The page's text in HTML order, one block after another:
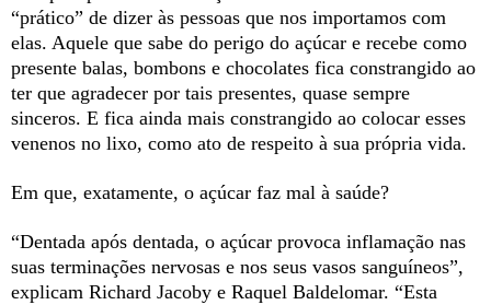
“prático” de dizer às pessoas que nos importamos com
elas. Aquele que sabe do perigo do açúcar e recebe como
presente balas, bombons e chocolates fica constrangido ao
ter que agradecer por tais presentes, quase sempre
sinceros. E fica ainda mais constrangido ao colocar esses
venenos no lixo, como ato de respeito à sua própria vida.
Em que, exatamente, o açúcar faz mal à saúde?
“Dentada após dentada, o açúcar provoca inflamação nas
suas terminações nervosas e nos seus vasos sanguíneos”,
explicam Richard Jacoby e Raquel Baldelomar. “Esta